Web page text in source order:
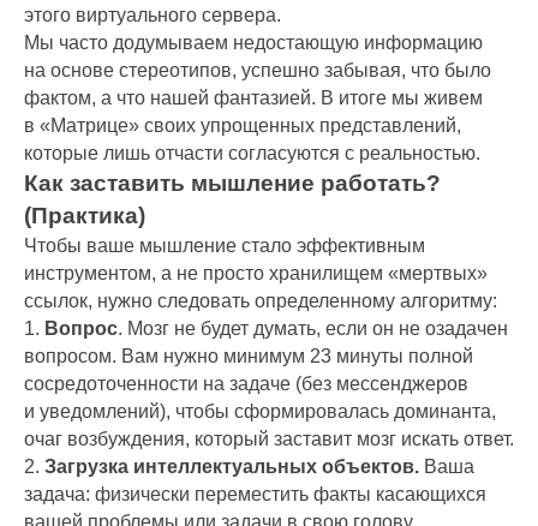
этого виртуального сервера.
Мы часто додумываем недостающую информацию
на основе стереотипов, успешно забывая, что было
фактом, а что нашей фантазией. В итоге мы живем
в «Матрице» своих упрощенных представлений,
которые лишь отчасти согласуются с реальностью.
Как заставить мышление работать?
(Практика)
Чтобы ваше мышление стало эффективным
инструментом, а не просто хранилищем «мертвых»
ссылок, нужно следовать определенному алгоритму:
1. Вопрос. Мозг не будет думать, если он не озадачен
вопросом. Вам нужно минимум 23 минуты полной
сосредоточенности на задаче (без мессенджеров
и уведомлений), чтобы сформировалась доминанта,
очаг возбуждения, который заставит мозг искать ответ.
2. Загрузка интеллектуальных объектов. Ваша
задача: физически переместить факты касающихся
вашей проблемы или задачи в свою голову,